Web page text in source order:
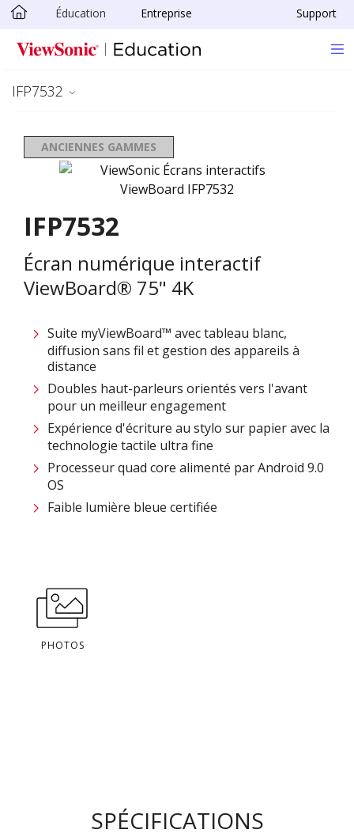
Passer au contenu principal
Éducation Entreprise Support
IFP7532
ANCIENNES GAMMES
IFP7532
Écran numérique interactif
ViewBoard® 75" 4K
Suite myViewBoard™ avec tableau blanc,
diffusion sans fil et gestion des appareils à
distance
Doubles haut-parleurs orientés vers l'avant
pour un meilleur engagement
Expérience d'écriture au stylo sur papier avec la
technologie tactile ultra fine
Processeur quad core alimenté par Android 9.0
OS
Faible lumière bleue certifiée
PHOTOS
SPÉCIFICATIONS